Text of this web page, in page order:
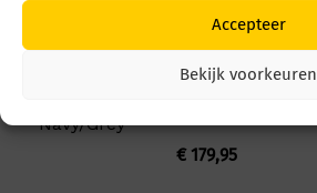
Accepteer
Bekijk voorkeuren
Navy/Grey
€179,95